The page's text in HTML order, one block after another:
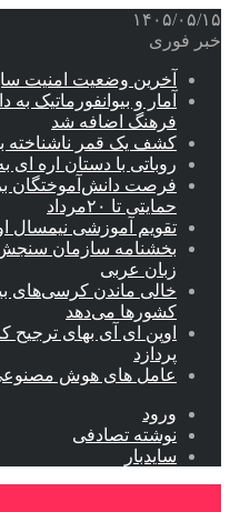
۱۴۰۵/۰۵/۱۵
خبر فوری
آخرین وضعیت امنیت
آمار و بیوانفورماتیک
فرهنگ اضافه شد
کشف یک قمر ناشناخته
روباتی با دستان اره
فرصت دانش‌آموختگان
حمایتی تا ۲۰مرداد
تقویم آموزشی نیمسال
بخشنامه سازمان سنجش
زبان عربی
خالی ماندن کرسی‌های
کشورها می‌دهد
اوپن ای آی بهای ترجیح
پردازد
عامل های هوش
ورود
نوشته تصادفی
سایدبار